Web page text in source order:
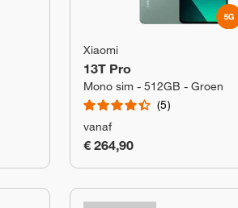
Xiaomi
13T Pro
Mono sim - 512GB - Groen
5
vanaf
€ 264,90